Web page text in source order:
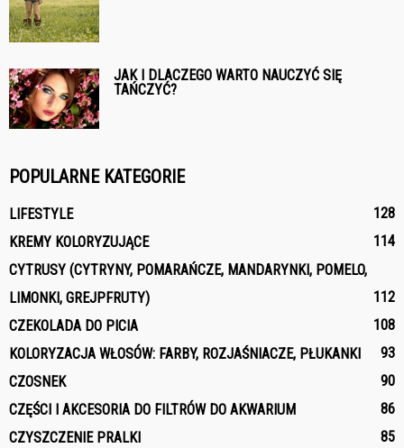
JAK I DLACZEGO WARTO NAUCZYĆ SIĘ
TAŃCZYĆ?
POPULARNE KATEGORIE
LIFESTYLE
128
KREMY KOLORYZUJĄCE
114
CYTRUSY (CYTRYNY, POMARAŃCZE, MANDARYNKI, POMELO,
LIMONKI, GREJPFRUTY)
112
CZEKOLADA DO PICIA
108
KOLORYZACJA WŁOSÓW: FARBY, ROZJAŚNIACZE, PŁUKANKI
93
CZOSNEK
90
CZĘŚCI I AKCESORIA DO FILTRÓW DO AKWARIUM
86
CZYSZCZENIE PRALKI
85